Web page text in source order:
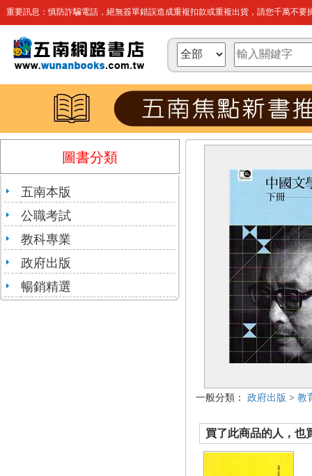
重要訊息：慎防詐騙電話，絕無簽單錯誤造成重複扣款或重複出貨，請您千萬不要
圖書分類
五南本版
公職考試
教科專業
政府出版
暢銷精選
一般分類： 政府出版 > 教
買了此商品的人，也